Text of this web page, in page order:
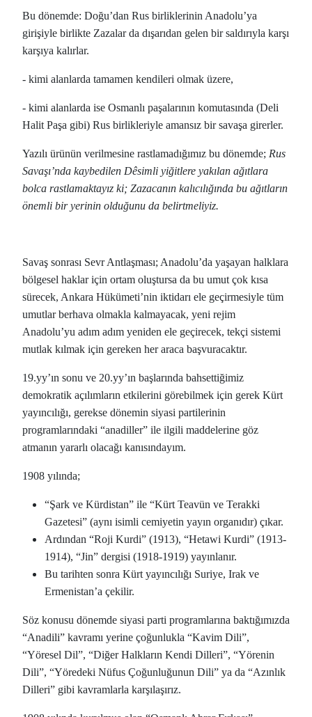
Bu dönemde: Doğu’dan Rus birliklerinin Anadolu’ya
girişiyle birlikte Zazalar da dışarıdan gelen bir saldırıyla karşı
karşıya kalırlar.
- kimi alanlarda tamamen kendileri olmak üzere,
- kimi alanlarda ise Osmanlı paşalarının komutasında (Deli
Halit Paşa gibi) Rus birlikleriyle amansız bir savaşa girerler.
Yazılı ürünün verilmesine rastlamadığımız bu dönemde; Rus
Savaşı’nda kaybedilen Dêsimli yiğitlere yakılan ağıtlara
bolca rastlamaktayız ki; Zazacanın kalıcılığında bu ağıtların
önemli bir yerinin olduğunu da belirtmeliyiz.
Savaş sonrası Sevr Antlaşması; Anadolu’da yaşayan halklara
bölgesel haklar için ortam oluştursa da bu umut çok kısa
sürecek, Ankara Hükümeti’nin iktidarı ele geçirmesiyle tüm
umutlar berhava olmakla kalmayacak, yeni rejim
Anadolu’yu adım adım yeniden ele geçirecek, tekçi sistemi
mutlak kılmak için gereken her araca başvuracaktır.
19.yy’ın sonu ve 20.yy’ın başlarında bahsettiğimiz
demokratik açılımların etkilerini görebilmek için gerek Kürt
yayıncılığı, gerekse dönemin siyasi partilerinin
programlarındaki “anadiller” ile ilgili maddelerine göz
atmanın yararlı olacağı kanısındayım.
1908 yılında;
“Şark ve Kürdistan” ile “Kürt Teavün ve Terakki
Gazetesi” (aynı isimli cemiyetin yayın organıdır) çıkar.
Ardından “Roji Kurdi” (1913), “Hetawi Kurdi” (1913-
1914), “Jin” dergisi (1918-1919) yayınlanır.
Bu tarihten sonra Kürt yayıncılığı Suriye, Irak ve
Ermenistan’a çekilir.
Söz konusu dönemde siyasi parti programlarına baktığımızda
“Anadili” kavramı yerine çoğunlukla “Kavim Dili”,
“Yöresel Dil”, “Diğer Halkların Kendi Dilleri”, “Yörenin
Dili”, “Yöredeki Nüfus Çoğunluğunun Dili” ya da “Azınlık
Dilleri” gibi kavramlarla karşılaşırız.